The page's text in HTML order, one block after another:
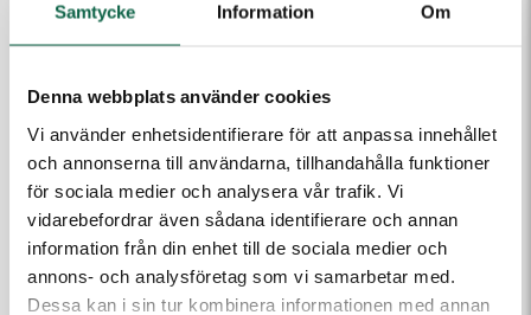
Samtycke Information Om
Denna webbplats använder cookies
Vi använder enhetsidentifierare för att anpassa innehållet
och annonserna till användarna, tillhandahålla funktioner
för sociala medier och analysera vår trafik. Vi
vidarebefordrar även sådana identifierare och annan
information från din enhet till de sociala medier och
annons- och analysföretag som vi samarbetar med.
Dessa kan i sin tur kombinera informationen med annan
Telefon
Meddelande till kundtjänst